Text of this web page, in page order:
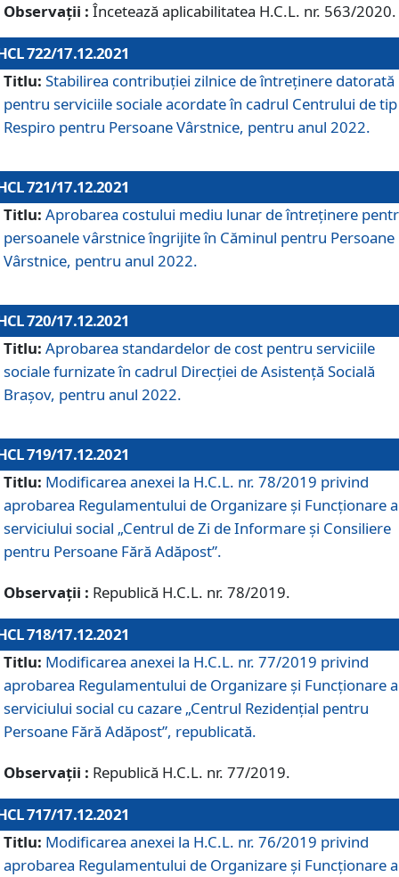
Observații : Încetează aplicabilitatea H.C.L. nr. 563/2020.
722/17.12.2021
Titlu: Stabilirea contribuţiei zilnice de întreținere datorată
pentru serviciile sociale acordate în cadrul Centrului de tip
Respiro pentru Persoane Vârstnice, pentru anul 2022.
721/17.12.2021
Titlu: Aprobarea costului mediu lunar de întreţinere
persoanele vârstnice îngrijite în Căminul pentru Persoane
Vârstnice, pentru anul 2022.
720/17.12.2021
Titlu: Aprobarea standardelor de cost pentru serviciile
sociale furnizate în cadrul Direcției de Asistență Socială
Brașov, pentru anul 2022.
719/17.12.2021
Titlu: Modificarea anexei la H.C.L. nr. 78/2019 privind
aprobarea Regulamentului de Organizare și Funcționare
serviciului social „Centrul de Zi de Informare şi Consiliere
pentru Persoane Fără Adăpost”.
Observații : Republică H.C.L. nr. 78/2019.
718/17.12.2021
Titlu: Modificarea anexei la H.C.L. nr. 77/2019 privind
aprobarea Regulamentului de Organizare și Funcționare
serviciului social cu cazare „Centrul Rezidențial pentru
Persoane Fără Adăpost”, republicată.
Observații : Republică H.C.L. nr. 77/2019.
717/17.12.2021
Titlu: Modificarea anexei la H.C.L. nr. 76/2019 privind
aprobarea Regulamentului de Organizare şi Funcționare